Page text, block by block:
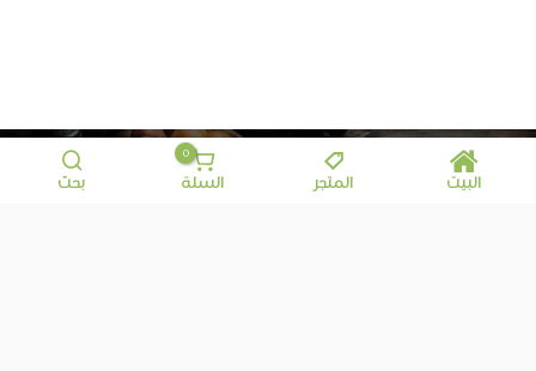
البيت المتجر
0
السلة بحث